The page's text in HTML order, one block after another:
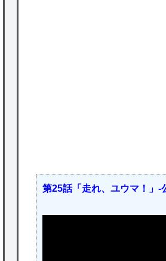
別課題消化時は別として
第25話「走れ、ユウマ！」-